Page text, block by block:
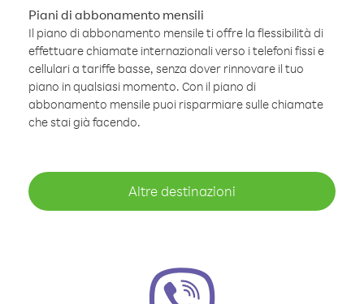
Piani di abbonamento mensili
Il piano di abbonamento mensile ti offre la flessibilità di
effettuare chiamate internazionali verso i telefoni fissi e
cellulari a tariffe basse, senza dover rinnovare il tuo
piano in qualsiasi momento. Con il piano di
abbonamento mensile puoi risparmiare sulle chiamate
che stai già facendo.
Altre destinazioni